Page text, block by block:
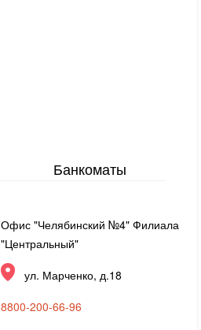
Банкоматы
Офис "Челябинский №4" Филиала
"Центральный"
ул. Марченко, д.18
8800-200-66-96